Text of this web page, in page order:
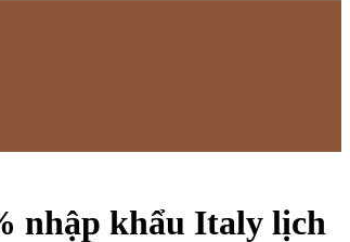
nhập khẩu Italy lịch